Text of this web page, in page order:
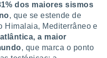
dos maiores sismos
, que se estende de
Himalaia, Mediterrâneo e
a maior
, que marca o ponto